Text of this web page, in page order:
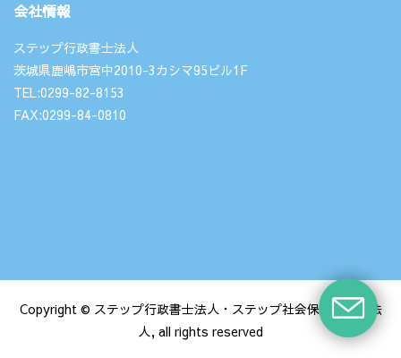
会社情報
ステップ行政書士法人
茨城県鹿嶋市宮中2010-3カシマ95ビル1F
TEL:0299-82-8153
FAX:0299-84-0810
Copyright © ステップ行政書士法人・ステップ社会保険労務士法
人, all rights reserved